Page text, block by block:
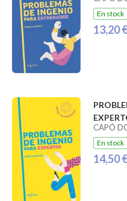
En stock
13,20
CAPÓ
En stock
14,50